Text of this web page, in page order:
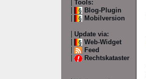
Tools:
Blog-Plugin
Mobilversion
Update via:
Web-Widget
Feed
Rechtskataster